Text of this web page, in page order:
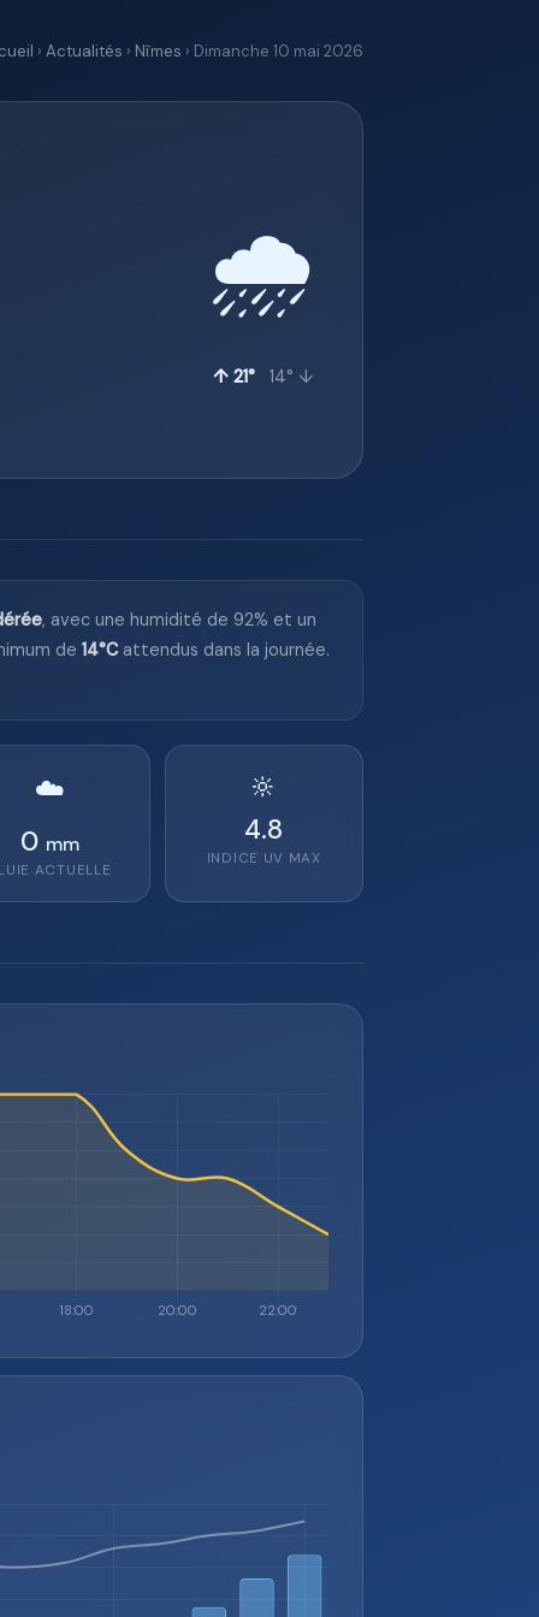
› Actualités › Nîmes › Dimanche 10 mai 2026
🌧️
↑ 21° 14° ↓
, avec une humidité de 92% et un
de 14°Cattendus dans la journée.
☁️
0 mm
ACTUELLE
🔆
4.8
INDICE UV MAX